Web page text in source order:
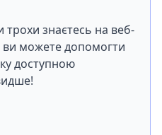
трохи знаєтесь на веб-
ви можете допомогти
доступною